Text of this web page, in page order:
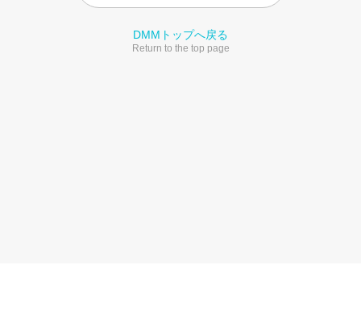
DMMトップへ戻る
Return to the top page